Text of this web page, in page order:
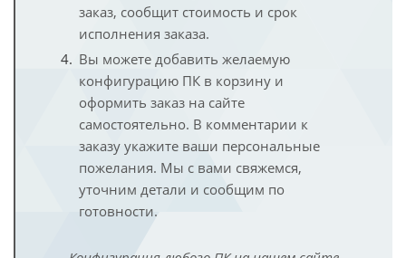
заказ, сообщит стоимость и срок
исполнения заказа.
Вы можете добавить желаемую
конфигурацию ПК в корзину и
оформить заказ на сайте
самостоятельно. В комментарии к
заказу укажите ваши персональные
пожелания. Мы с вами свяжемся,
уточним детали и сообщим по
готовности.